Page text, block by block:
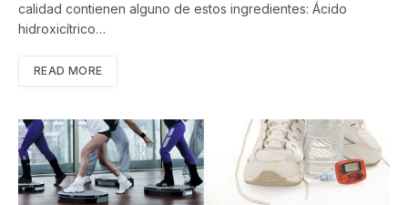
calidad contienen alguno de estos ingredientes: Ácido
hidroxicítrico…
READ MORE